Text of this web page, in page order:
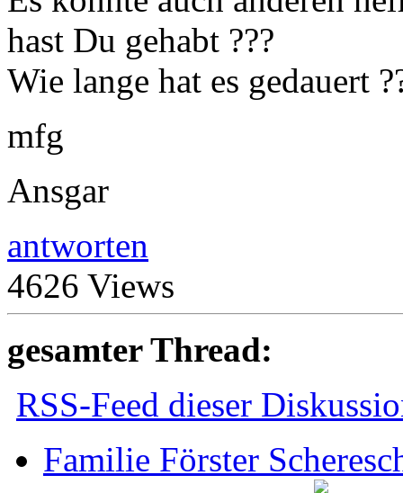
hast Du gehabt ???
Wie lange hat es gedauert
mfg
Ansgar
antworten
4626 Views
gesamter Thread:
RSS-Feed dieser
Familie Förster